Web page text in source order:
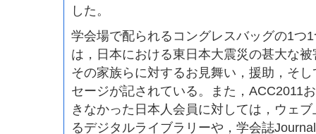
した。
学会場で配られるコングレスバッグの1つ
は，日本における東日本大震災の甚大な
その家族らに対するお見舞い，援助，そ
セージが記されている。また，ACC2011
きなかった日本人会員に対しては，ウェ
るデジタルライブラリーや，学会誌